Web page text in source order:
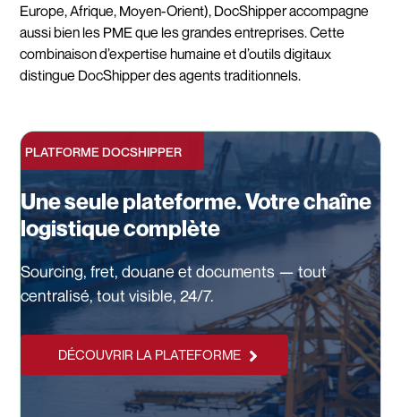
Europe, Afrique, Moyen-Orient), DocShipper accompagne
aussi bien les PME que les grandes entreprises. Cette
combinaison d’expertise humaine et d’outils digitaux
distingue DocShipper des agents traditionnels.
PLATFORME DOCSHIPPER
Une seule plateforme. Votre chaîne
logistique complète
Sourcing, fret, douane et documents — tout
centralisé, tout visible, 24/7.
DÉCOUVRIR LA PLATEFORME